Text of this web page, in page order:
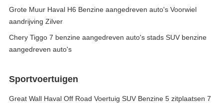
Grote Muur Haval H6 Benzine aangedreven auto's Voorwiel
aandrijving Zilver
Chery Tiggo 7 benzine aangedreven auto's stads SUV benzine
aangedreven auto's
Sportvoertuigen
Great Wall Haval Off Road Voertuig SUV Benzine 5 zitplaatsen 7